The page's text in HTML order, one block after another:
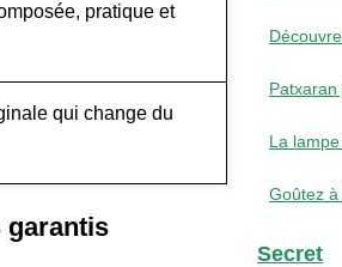
pratique et
qui change du
garantis
Patxaran
La lampe
Goûtez à
Secret